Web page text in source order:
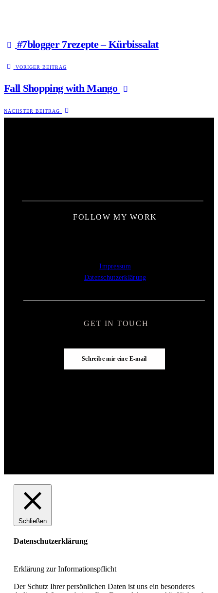
#7blogger 7rezepte – Kürbissalat
VORIGER BEITRAG
Fall Shopping with Mango
NÄCHSTER BEITRAG
FOLLOW MY WORK
GET IN TOUCH
Schreibe mir eine E-mail
Impressum
Datenschutzerklärung
Schließen
Datenschutzerklärung
Erklärung zur Informationspflicht
Der Schutz Ihrer persönlichen Daten ist uns ein besonderes